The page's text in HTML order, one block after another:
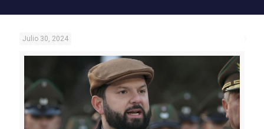
Julio 30, 2024